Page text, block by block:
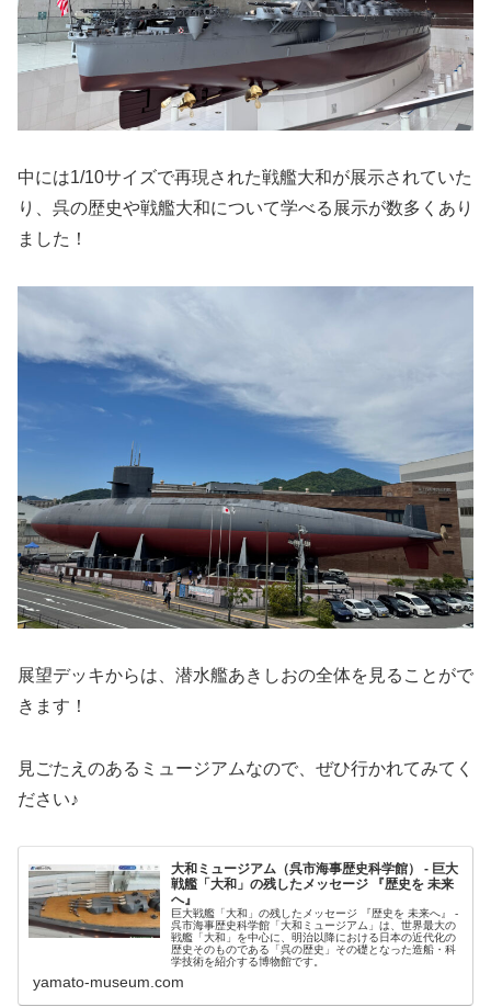
中には1/10サイズで再現された戦艦大和が展示されていた
り、呉の歴史や戦艦大和について学べる展示が数多くあり
ました！
展望デッキからは、潜水艦あきしおの全体を見ることがで
きます！
見ごたえのあるミュージアムなので、ぜひ行かれてみてく
ださい♪
大和ミュージアム（呉市海事歴史科学館） - 巨大
戦艦「大和」の残したメッセージ 『歴史を 未来
へ』
巨大戦艦「大和」の残したメッセージ 『歴史を 未来へ』 -
呉市海事歴史科学館「大和ミュージアム」は、世界最大の
戦艦「大和」を中心に、明治以降における日本の近代化の
歴史そのものである「呉の歴史」その礎となった造船・科
学技術を紹介する博物館です。
yamato-museum.com